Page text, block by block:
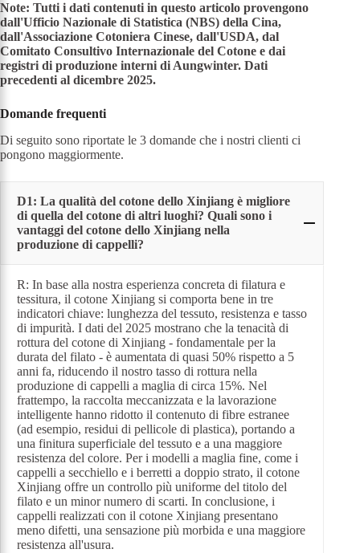
Note: Tutti i dati contenuti in questo articolo provengono
dall'Ufficio Nazionale di Statistica (NBS) della Cina,
dall'Associazione Cotoniera Cinese, dall'USDA, dal
Comitato Consultivo Internazionale del Cotone e dai
registri di produzione interni di Aungwinter. Dati
precedenti al dicembre 2025.
Domande frequenti
Di seguito sono riportate le 3 domande che i nostri clienti ci
pongono maggiormente.
D1: La qualità del cotone dello Xinjiang è migliore
di quella del cotone di altri luoghi? Quali sono i
vantaggi del cotone dello Xinjiang nella
produzione di cappelli?
R: In base alla nostra esperienza concreta di filatura e
tessitura, il cotone Xinjiang si comporta bene in tre
indicatori chiave: lunghezza del tessuto, resistenza e tasso
di impurità. I dati del 2025 mostrano che la tenacità di
rottura del cotone di Xinjiang - fondamentale per la
durata del filato - è aumentata di quasi 50% rispetto a 5
anni fa, riducendo il nostro tasso di rottura nella
produzione di cappelli a maglia di circa 15%. Nel
frattempo, la raccolta meccanizzata e la lavorazione
intelligente hanno ridotto il contenuto di fibre estranee
(ad esempio, residui di pellicole di plastica), portando a
una finitura superficiale del tessuto e a una maggiore
resistenza del colore. Per i modelli a maglia fine, come i
cappelli a secchiello e i berretti a doppio strato, il cotone
Xinjiang offre un controllo più uniforme del titolo del
filato e un minor numero di scarti. In conclusione, i
cappelli realizzati con il cotone Xinjiang presentano
meno difetti, una sensazione più morbida e una maggiore
resistenza all'usura.